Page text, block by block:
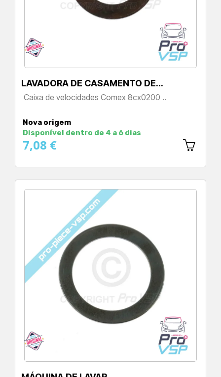
LAVADORA DE CASAMENTO DE…
Caixa de velocidades Comex 8cx0200 ..
Nova origem
Disponível dentro de 4 a 6 dias
7,08 €